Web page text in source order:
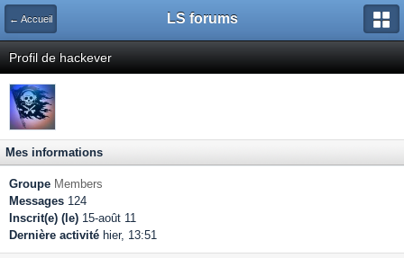
← Accueil LS forums
Profil de hackever
Mes informations
Groupe Members
Messages 124
Inscrit(e) (le) 15-août 11
Dernière activité hier, 13:51